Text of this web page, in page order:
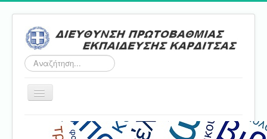
Αναζήτηση...
Εναλλαγή
Αρχική